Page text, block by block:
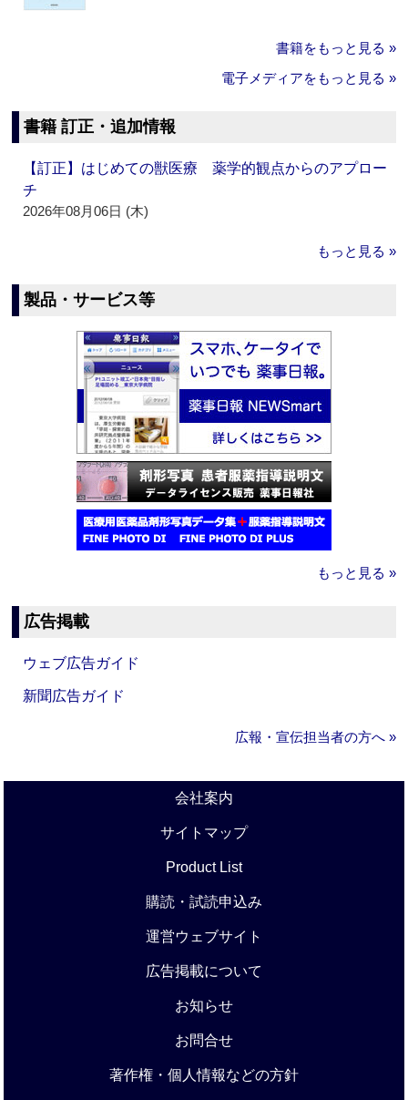
書籍をもっと見る »
電子メディアをもっと見る »
書籍 訂正・追加情報
【訂正】はじめての獣医療 薬学的観点からのアプロー
チ
2026年08月06日 (木)
もっと見る »
製品・サービス等
もっと見る »
広告掲載
ウェブ広告ガイド
新聞広告ガイド
広報・宣伝担当者の方へ »
会社案内
サイトマップ
Product List
購読・試読申込み
運営ウェブサイト
広告掲載について
お知らせ
お問合せ
著作権・個人情報などの方針